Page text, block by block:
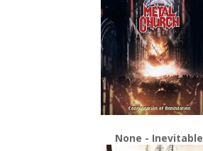
None - Inevitable